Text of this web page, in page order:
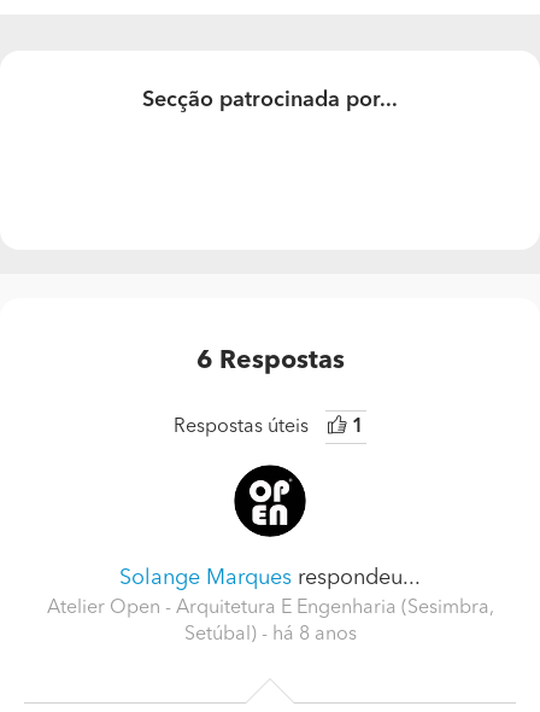
Secção patrocinada por...
6 Respostas
Respostas úteis 1
Solange Marques respondeu...
Atelier Open - Arquitetura E Engenharia (Sesimbra,
Setúbal) - há 8 anos